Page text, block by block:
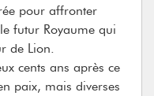
pour affronter
futur Royaume qui
de Lion.
cents ans après ce
paix, mais diverses